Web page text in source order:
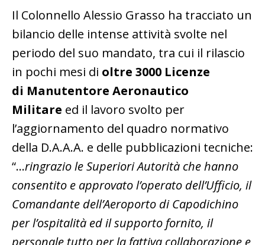
Il Colonnello Alessio Grasso ha tracciato un
bilancio delle intense attività svolte nel
periodo del suo mandato, tra cui il rilascio
in pochi mesi di oltre 3000 Licenze
di Manutentore Aeronautico
Militare ed il lavoro svolto per
l’aggiornamento del quadro normativo
della D.A.A.A. e delle pubblicazioni tecniche:
“…ringrazio le Superiori Autorità che hanno
consentito e approvato l’operato dell’Ufficio, il
Comandante dell’Aeroporto di Capodichino
per l’ospitalità ed il supporto fornito, il